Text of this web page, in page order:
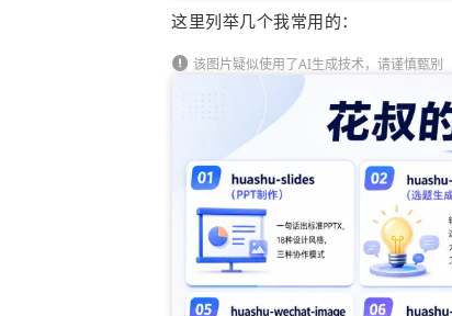
这里列举几个我常用的：
该图片疑似使用了AI生成技术，请谨慎甄别